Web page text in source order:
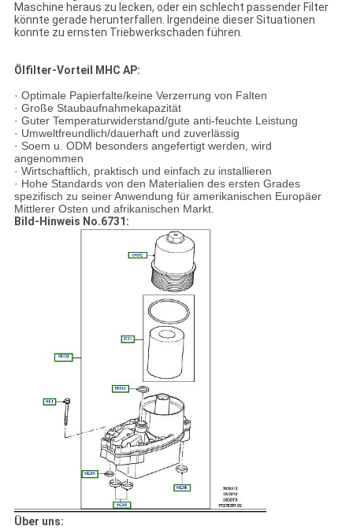
Maschine heraus zu lecken, oder ein schlecht passender Filter
könnte gerade herunterfallen. Irgendeine dieser Situationen
konnte zu ernsten Triebwerkschaden führen.
Ölfilter-Vorteil MHC AP:
· Optimale Papierfalte/keine Verzerrung von Falten
· Große Staubaufnahmekapazität
· Guter Temperaturwiderstand/gute anti-feuchte Leistung
· Umweltfreundlich/dauerhaft und zuverlässig
· Soem u. ODM besonders angefertigt werden, wird
angenommen
· Wirtschaftlich, praktisch und einfach zu installieren
· Hohe Standards von den Materialien des ersten Grades
spezifisch zu seiner Anwendung für amerikanischen Europäer
Mittlerer Osten und afrikanischen Markt.
Bild-Hinweis No.6731:
Über uns: